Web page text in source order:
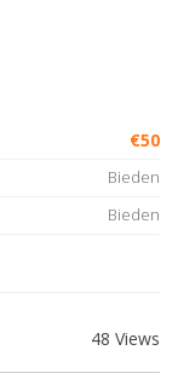
€50
Bieden
Bieden
48 Views